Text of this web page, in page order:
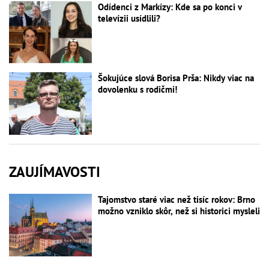
Odídenci z Markízy: Kde sa po konci v
televízii usídlili?
Šokujúce slová Borisa Prša: Nikdy viac na
dovolenku s rodičmi!
ZAUJÍMAVOSTI
Tajomstvo staré viac než tisíc rokov: Brno
možno vzniklo skôr, než si historici mysleli